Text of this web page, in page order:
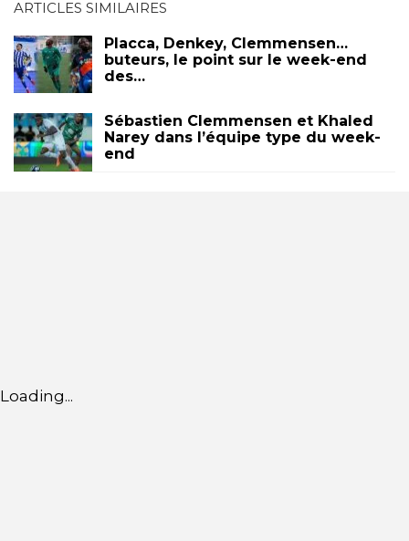
ARTICLES SIMILAIRES
Placca, Denkey, Clemmensen…
buteurs, le point sur le week-end
des…
Sébastien Clemmensen et Khaled
Narey dans l’équipe type du week-
end
Loading...